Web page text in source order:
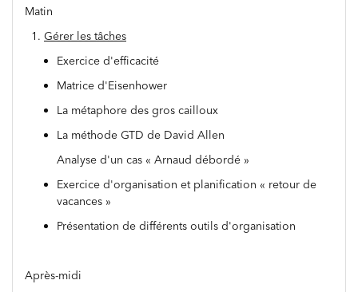
Matin
1. Gérer les tâches
Exercice d'efficacité
Matrice d'Eisenhower
La métaphore des gros cailloux
La méthode GTD de David Allen
Analyse d'un cas « Arnaud débordé »
Exercice d'organisation et planification « retour de
vacances »
Présentation de différents outils d'organisation
Après-midi